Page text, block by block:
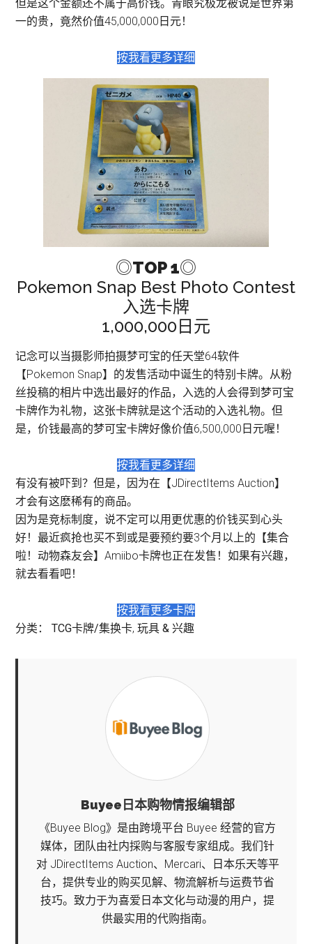
但是这个金额还不属于高价钱。青眼究极龙被说是世界第
一的贵，竟然价值45,000,000日元！
按我看更多详细
◎TOP 1◎
Pokemon Snap Best Photo Contest
入选卡牌
1,000,000日元
记念可以当摄影师拍摄梦可宝的任天堂64软件
【Pokemon Snap】的发售活动中诞生的特别卡牌。从粉
丝投稿的相片中选出最好的作品，入选的人会得到梦可宝
卡牌作为礼物，这张卡牌就是这个活动的入选礼物。但
是，价钱最高的梦可宝卡牌好像价值6,500,000日元喔！
按我看更多详细
有没有被吓到？但是，因为在【JDirectItems Auction】
才会有这麽稀有的商品。
因为是竞标制度，说不定可以用更优惠的价钱买到心头
好！最近疯抢也买不到或是要预约要3个月以上的【集合
啦！动物森友会】Amiibo卡牌也正在发售！如果有兴趣，
就去看看吧！
按我看更多卡牌
分类：TCG卡牌/集换卡,玩具 & 兴趣
Buyee日本购物情报编辑部
《Buyee Blog》是由跨境平台 Buyee 经营的官方
媒体，团队由社内採购与客服专家组成。我们针
对 JDirectItems Auction、Mercari、日本乐天等平
台，提供专业的购买见解、物流解析与运费节省
技巧。致力于为喜爱日本文化与动漫的用户，提
供最实用的代购指南。